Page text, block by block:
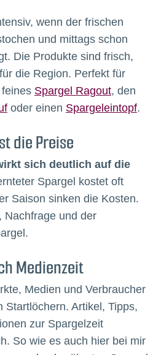
wenn der frischen
und mittags schon
Die Produkte sind frisch,
die Region. Perfekt für
Spargel Ragout, den
oder einen Spargeleintopf.
die Preise
sich deutlich auf die
Spargel kostet oft
Saison sinken die Kosten.
Nachfrage und der
Medienzeit
Medien und Verbraucher
Startlöchern. Artikel, Tipps,
zur Spargelzeit
So wie es auch hier bei mir